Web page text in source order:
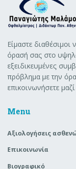
Είμαστε
όρασή σας στο
εξειδικευμένες
πρόβλημα με την
επικοινωνήσετε
Menu
Aξιολογήσεις
Επικοινωνία
Βιογραφικό